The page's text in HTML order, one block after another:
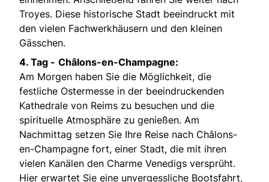
Troyes. Diese historische Stadt beeindruckt mit
den vielen Fachwerkhäusern und den kleinen
Gässchen.
4. Tag - Châlons-en-Champagne:
Am Morgen haben Sie die Möglichkeit, die
festliche Ostermesse in der beeindruckenden
Kathedrale von Reims zu besuchen und die
spirituelle Atmosphäre zu genießen. Am
Nachmittag setzen Sie Ihre Reise nach Châlons-
en-Champagne fort, einer Stadt, die mit ihren
vielen Kanälen den Charme Venedigs versprüht.
Hier erwartet Sie eine unvergessliche Bootsfahrt,